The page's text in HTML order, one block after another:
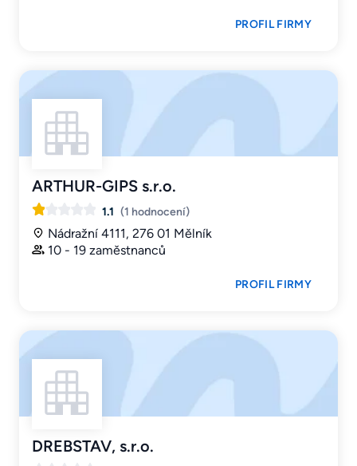
PROFIL FIRMY
ARTHUR-GIPS s.r.o.
1.1 (1 hodnocení)
Nádražní 4111, 276 01 Mělník
10 - 19 zaměstnanců
PROFIL FIRMY
DREBSTAV, s.r.o.